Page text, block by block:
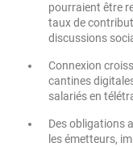
pourraient être
taux de
discussions
Connexion
cantines
salariés en
Des obligations
les émetteurs,